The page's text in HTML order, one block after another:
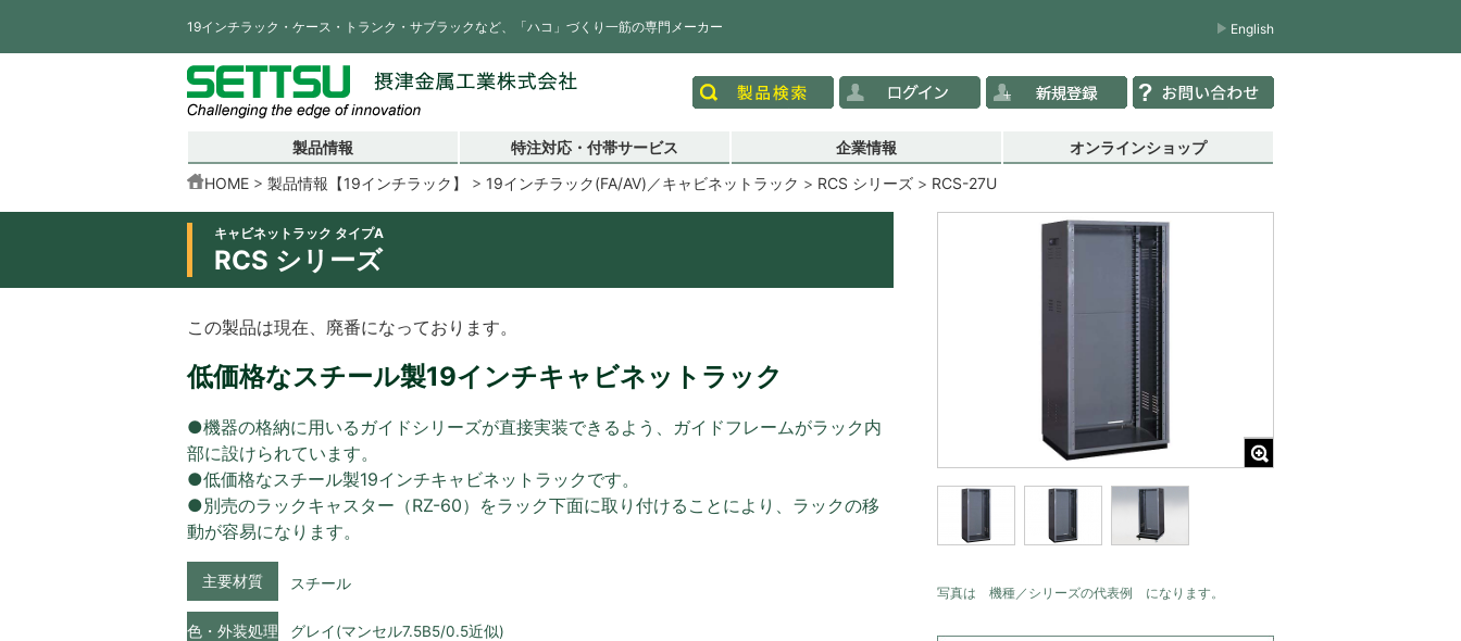
19インチラック・ケース・トランク・サブラックなど、「ハコ」づくり一筋の専門メーカー English
製品情報 特注対応・付帯サービス 企業情報 オンラインショップ
HOME 製品情報【19インチラック】 19インチラック(FA/AV)／キャビネットラック RCS シリーズ RCS-27U
キャビネットラック タイプA
RCS シリーズ
この製品は現在、廃番になっております。
低価格なスチール製19インチキャビネットラック
●機器の格納に用いるガイドシリーズが直接実装できるよう、ガイドフレームがラック内
部に設けられています。
●低価格なスチール製19インチキャビネットラックです。
●別売のラックキャスター（RZ-60）をラック下面に取り付けることにより、ラックの移
動が容易になります。
主要材質 スチール
色・外装処理 グレイ(マンセル7.5B5/0.5近似)
写真は 機種／シリーズの代表例 になります。